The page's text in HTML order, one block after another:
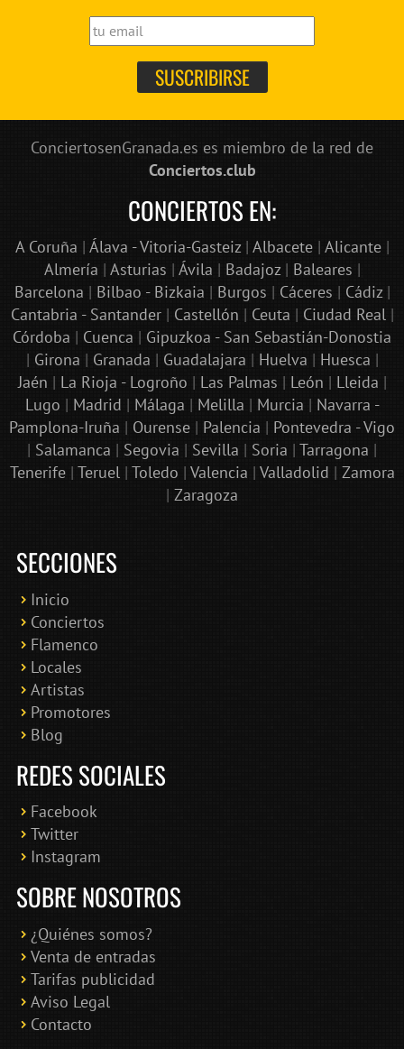
ConciertosenGranada.es es miembro de la red de
Conciertos.club
CONCIERTOS EN:
A Coruña | Álava - Vitoria-Gasteiz| Albacete| Alicante|
Almería | Asturias | Ávila | Badajoz| Baleares |
Barcelona | Bilbao - Bizkaia | Burgos | Cáceres | Cádiz|
Cantabria - Santander| Castellón | Ceuta | Ciudad Real|
Córdoba | Cuenca | Gipuzkoa - San Sebastián-Donostia
| Girona | Granada | Guadalajara | Huelva | Huesca |
Jaén | La Rioja - Logroño | Las Palmas | León | Lleida |
Lugo | Madrid | Málaga | Melilla | Murcia | Navarra -
Pamplona-Iruña | Ourense | Palencia | Pontevedra - Vigo
| Salamanca | Segovia | Sevilla | Soria | Tarragona |
Tenerife| Teruel| Toledo | Valencia | Valladolid | Zamora
| Zaragoza
SECCIONES
Inicio
Conciertos
Flamenco
Locales
Artistas
Promotores
Blog
REDES SOCIALES
Facebook
Twitter
Instagram
SOBRE NOSOTROS
¿Quiénes somos?
Venta de entradas
Tarifas publicidad
Aviso Legal
Contacto